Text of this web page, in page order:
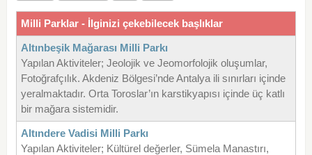
Milli Parklar - İlginizi çekebilecek başlıklar
Altınbeşik Mağarası Milli Parkı
Yapılan Aktiviteler; Jeolojik ve Jeomorfolojik oluşumlar,
Fotoğrafçılık. Akdeniz Bölgesi’nde Antalya ili sınırları içinde
yeralmaktadır. Orta Toroslar’ın karstikyapısı içinde üç katlı
bir mağara sistemidir.
Altındere Vadisi Milli Parkı
Yapılan Aktiviteler; Kültürel değerler, Sümela Manastırı,